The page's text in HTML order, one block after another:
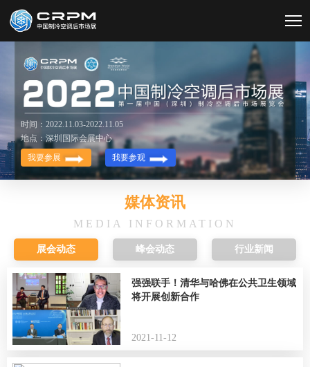
时间：2022.11.03-2022.11.05
地点：深圳国际会展中心
我要参展
我要参观
媒体资讯
MEDIA INFORMATION
展会动态 峰会动态 行业新闻
强强联手！清华与哈佛在公共卫生领域
将开展创新合作
2021-11-12